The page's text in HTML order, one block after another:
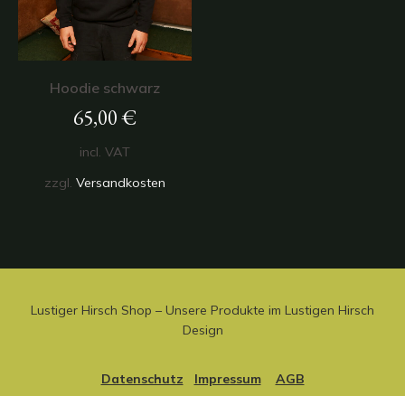
Hoodie schwarz
65,00€
incl. VAT
zzgl. Versandkosten
Lustiger Hirsch Shop – Unsere Produkte im Lustigen Hirsch
Design
Datenschutz Impressum AGB